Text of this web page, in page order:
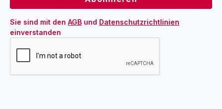
Sie sind mit den AGB und Datenschutzrichtlinien
einverstanden